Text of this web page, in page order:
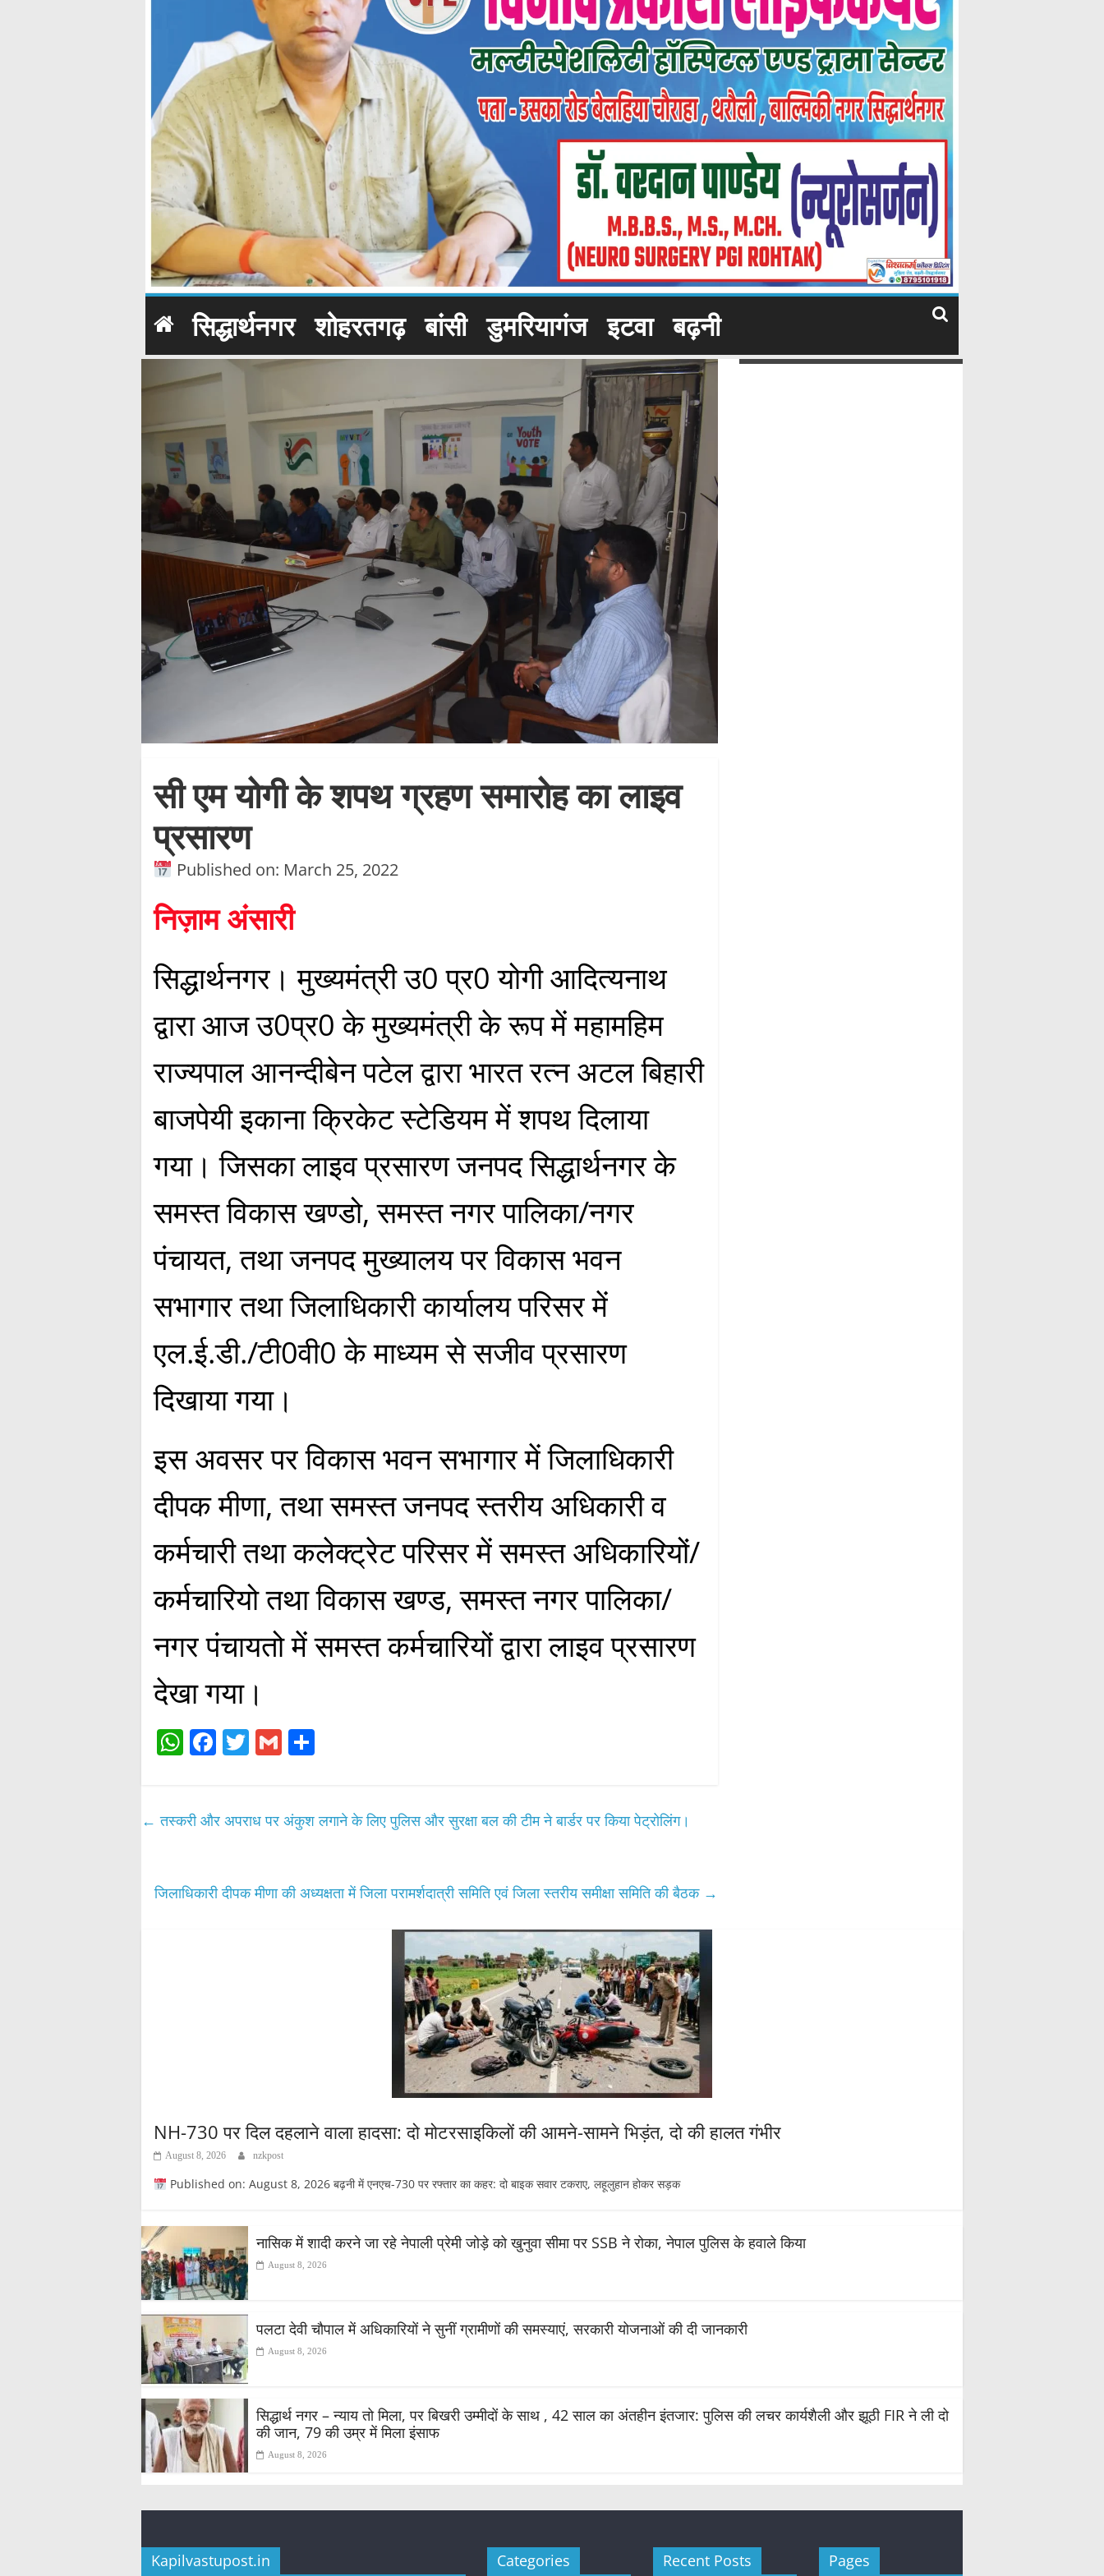
सिद्धार्थनगर शोहरतगढ़ बांसी डुमरियागंज इटवा बढ़नी
सी एम योगी के शपथ ग्रहण समारोह का लाइव
प्रसारण
Published on: March 25, 2022
निज़ाम अंसारी
सिद्धार्थनगर। मुख्यमंत्री उ0 प्र0 योगी आदित्यनाथ
द्वारा आज उ0प्र0 के मुख्यमंत्री के रूप में महामहिम
राज्यपाल आनन्दीबेन पटेल द्वारा भारत रत्न अटल बिहारी
बाजपेयी इकाना क्रिकेट स्टेडियम में शपथ दिलाया
गया। जिसका लाइव प्रसारण जनपद सिद्धार्थनगर के
समस्त विकास खण्डो, समस्त नगर पालिका/नगर
पंचायत, तथा जनपद मुख्यालय पर विकास भवन
सभागार तथा जिलाधिकारी कार्यालय परिसर में
एल.ई.डी./टी0वी0 के माध्यम से सजीव प्रसारण
दिखाया गया।
इस अवसर पर विकास भवन सभागार में जिलाधिकारी
दीपक मीणा, तथा समस्त जनपद स्तरीय अधिकारी व
कर्मचारी तथा कलेक्ट्रेट परिसर में समस्त अधिकारियों/
कर्मचारियो तथा विकास खण्ड, समस्त नगर पालिका/
नगर पंचायतो में समस्त कर्मचारियों द्वारा लाइव प्रसारण
देखा गया।
W
A
Fa
ok
T
r
G
← तस्करी और अपराध पर अंकुश लगाने के लिए पुलिस और सुरक्षा बल की टीम ने बार्डर पर किया पेट्रोलिंग।
जिलाधिकारी दीपक मीणा की अध्यक्षता में जिला परामर्शदात्री समिति एवं जिला स्तरीय समीक्षा समिति की बैठक →
NH-730 पर दिल दहलाने वाला हादसा: दो मोटरसाइकिलों की आमने-सामने भिड़ंत, दो की हालत गंभीर
August 8, 2026 nzkpost
Published on: August 8, 2026 बढ़नी में एनएच-730 पर रफ्तार का कहर: दो बाइक सवार टकराए, लहूलुहान होकर सड़क
नासिक में शादी करने जा रहे नेपाली प्रेमी जोड़े को खुनुवा सीमा पर SSB ने रोका, नेपाल पुलिस के हवाले किया
August 8, 2026
पलटा देवी चौपाल में अधिकारियों ने सुनीं ग्रामीणों की समस्याएं, सरकारी योजनाओं की दी जानकारी
August 8, 2026
सिद्धार्थ नगर – न्याय तो मिला, पर बिखरी उम्मीदों के साथ , 42 साल का अंतहीन इंतजार: पुलिस की लचर कार्यशैली और झूठी FIR ने ली दो
की जान, 79 की उम्र में मिला इंसाफ
August 8, 2026
Kapilvastupost.in Categories Recent Posts Pages